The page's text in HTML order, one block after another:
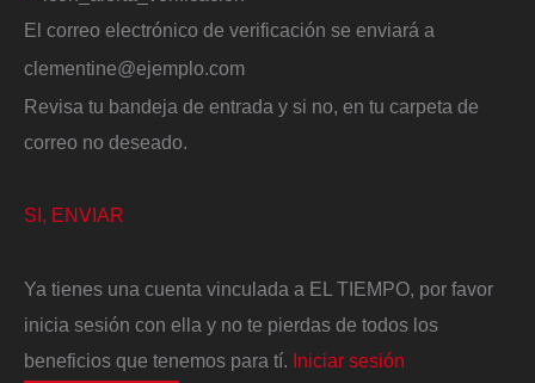
El correo electrónico de verificación se enviará a
clementine@ejemplo.com
Revisa tu bandeja de entrada y si no, en tu carpeta de
correo no deseado.
SI, ENVIAR
Ya tienes una cuenta vinculada a EL TIEMPO, por favor
inicia sesión con ella y no te pierdas de todos los
beneficios que tenemos para tí. Iniciar sesión